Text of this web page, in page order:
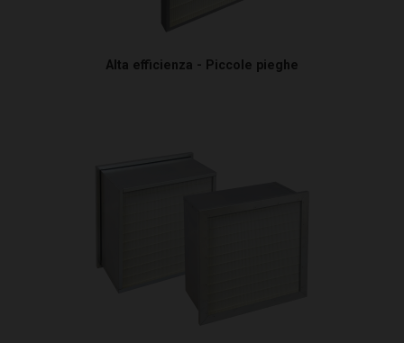
Alta efficienza - Piccole pieghe